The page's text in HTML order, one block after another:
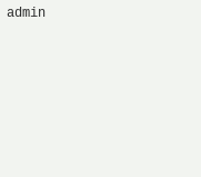
admin